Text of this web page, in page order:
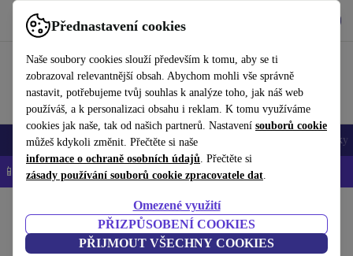
Přednastavení cookies
Naše soubory cookies slouží především k tomu, aby se ti
zobrazoval relevantnější obsah. Abychom mohli vše správně
nastavit, potřebujeme tvůj souhlas k analýze toho, jak náš web
používáš, a k personalizaci obsahu i reklam. K tomu využíváme
cookies jak naše, tak od našich partnerů. Nastavení souborů cookie
můžeš kdykoli změnit. Přečtěte si naše
informace o ochraně osobních údajů. Přečtěte si
zásady používání souborů cookie zpracovatele dat.
Omezené využití
PŘIZPŮSOBENÍ COOKIES
PŘIJMOUT VŠECHNY COOKIES
Používejte refurbed rychle a snadno
Mobily a smartphony Notebooky Tablety Doplňky
📱 -5 % NAVÍC na všechny iPhony – kód: IPHONEDEAL-
Mobily a smartphony Mobily Honor
Honor X6a